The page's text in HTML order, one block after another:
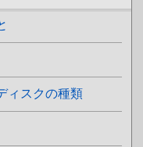
ィスクの種類